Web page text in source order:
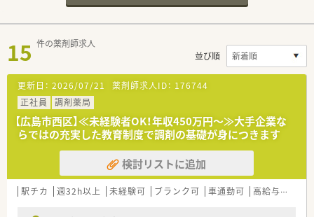
15 件の薬剤師求人
並び順
更新日： 2026/07/21 薬剤師求人ID： 176744
正社員
調剤薬局
【広島市西区】≪未経験者OK！年収450万円～≫大手企業な
らではの充実した教育制度で調剤の基礎が身につきます
検討リストに追加
駅チカ 週32h以上 未経験可 ブランク可 車通勤可 高給与(600万円以上)